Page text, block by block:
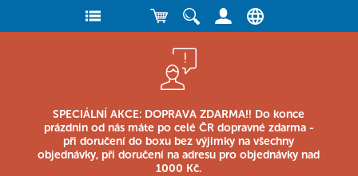
SPECIÁLNÍ AKCE: DOPRAVA ZDARMA!! Do konce
prázdnin od nás máte po celé ČR dopravné zdarma -
při doručení do boxu bez výjimky na všechny
objednávky, při doručení na adresu pro objednávky nad
1000 Kč.